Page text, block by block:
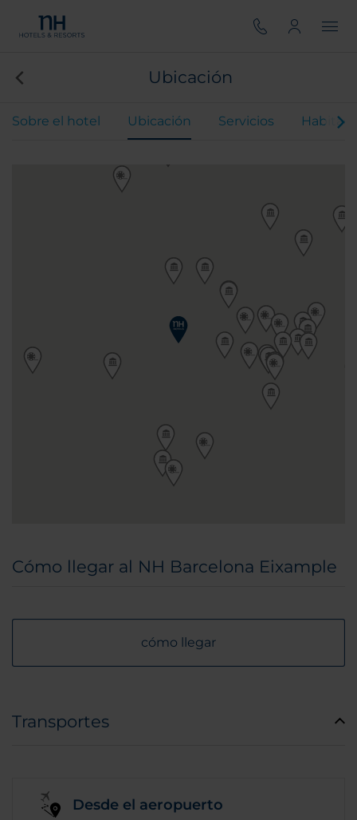
Ubicación
Sobre el hotel Ubicación Servicios
Cómo llegar al NH Barcelona Eixample
cómo llegar
Transportes
Desde el aeropuerto